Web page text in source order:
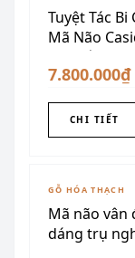
Tuyệt Tác Bi
Mã Não
cao cấp
7.800.000₫
CHI TIẾT
GỖ HÓA THẠCH
Mã não vân
dáng trụ